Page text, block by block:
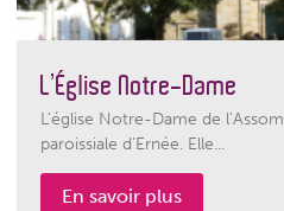
L’Église Notre-Dame
L’église Notre-Dame de
paroissiale d’Ernée. Elle...
En savoir plus